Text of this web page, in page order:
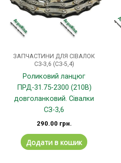
ЗАПЧАСТИНИ ДЛЯ СІВАЛОК
СЗ-3,6 (СЗ-5,4)
Роликовий ланцюг
ПРД-31.75-2300 (210В)
довголанковий. Сівалки
СЗ-3,6
290.00 грн.
Додати в кошик